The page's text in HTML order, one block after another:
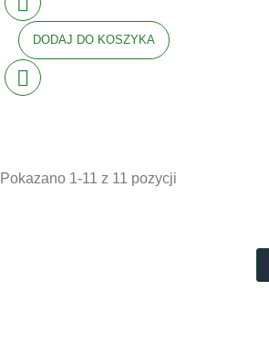
DODAJ DO KOSZYKA
Pokazano 1-11 z 11 pozycji